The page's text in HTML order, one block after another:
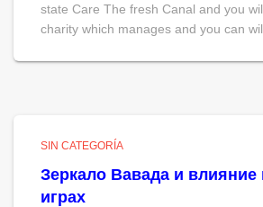
state Care The fresh Canal and you
charity which manages and you can
SIN CATEGORÍA
Зеркало Вавада и влияние
играх